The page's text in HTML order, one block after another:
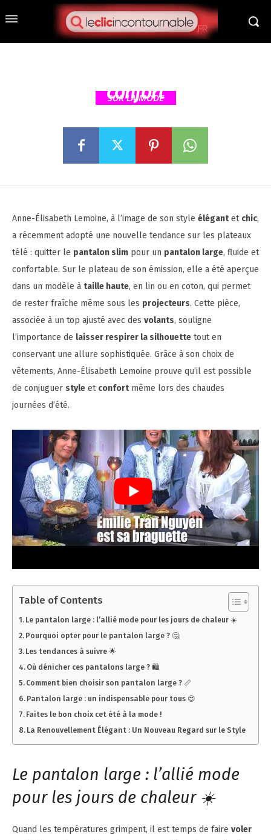
Anne-Élisabeth Lemoine (55
ans) troque le slim pour un
pantalon chic et fluide :
confort
SUR LA MODE
Anne-Élisabeth Lemoine, à l’image de son style élégantet chic,
a récemment adopté une nouvelle tendance sur les plateaux
télé : quitter le pantalon slim pour un pantalon large, fluide et
confortable. Sur le plateau de son émission, elle a été aperçue
dans un modèle à taille haute, en lin ou en coton, qui permet
de rester fraîche même sous les projecteurs. Cette pièce,
associée à un top ajusté avec des volants, souligne
l’importance de laisser respirer la silhouette tout en
conservant une allure sophistiquée. Grâce à son choix de
vêtements, Anne-Élisabeth Lemoine prouve qu’il est possible
de conjuguer style et confortmême lors des chaudes
journées d’été.
Table of Contents
Le pantalon large : l’allié mode pour les jours de chaleur ☀️
Pourquoi opter pour le pantalon large ? 🤔
Les tendances à suivre 🌟
Où dénicher ces pantalons large ? 🛍️
Comment bien choisir son pantalon large ? 📏
Pantalon large : un indispensable pour tous 😍
Faites le bon choix cet été à la mode !
La Renouvellement Élégant : Un Nouveau Regard sur le Style
Le pantalon large : l’allié mode
pour les jours de chaleur ☀️
Quand les températures grimpent, il est temps de faire voler